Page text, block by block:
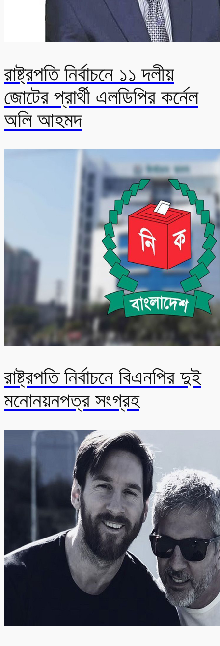
রাষ্ট্রপতি নির্বাচনে ১১ দলীয়
জোটের প্রার্থী এলডিপির কর্নেল
অলি আহমদ
রাষ্ট্রপতি নির্বাচনে বিএনপির দুই
মনোনয়নপত্র সংগ্রহ